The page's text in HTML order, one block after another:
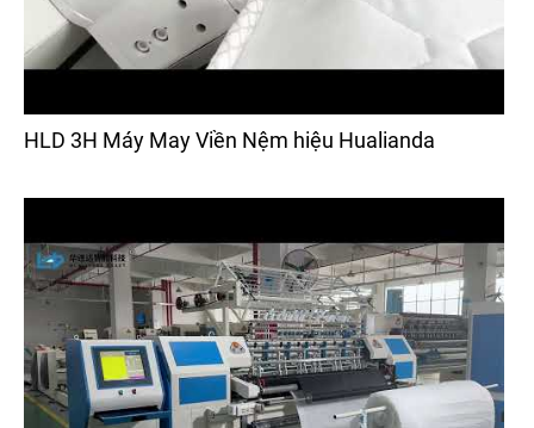
HLD 3H Máy May Viền Nệm hiệu Hualianda